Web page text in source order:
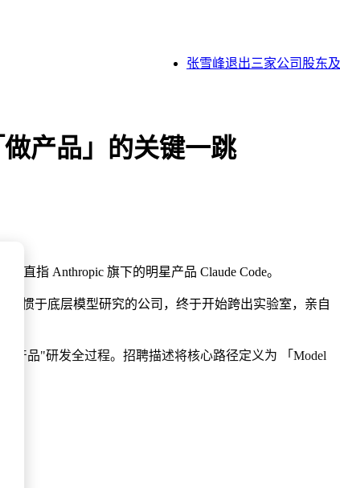
张雪峰退出三家公司股东及
产品」的关键一跳
直指 Anthropic 旗下的明星产品 Claude Code。
习惯于底层模型研究的公司，终于开始跨出实验室，亲自
产品"研发全过程。招聘描述将核心路径定义为 「Model